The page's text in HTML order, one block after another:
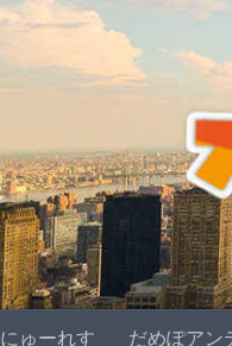
にゅーれす だめぽアン